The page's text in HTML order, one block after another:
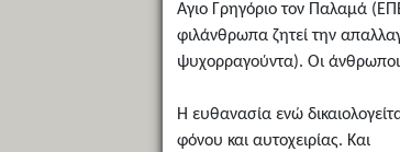
Αγιο Γρηγόριο τον Παλαμά
φιλάνθρωπα ζητεί την
ψυχορραγούντα). Οι
Η ευθανασία ενώ
φόνου και αυτοχειρίας. Και